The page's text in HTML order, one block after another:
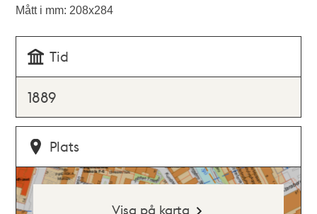
Mått i mm: 208x284
Tid
1889
Plats
Visa på karta